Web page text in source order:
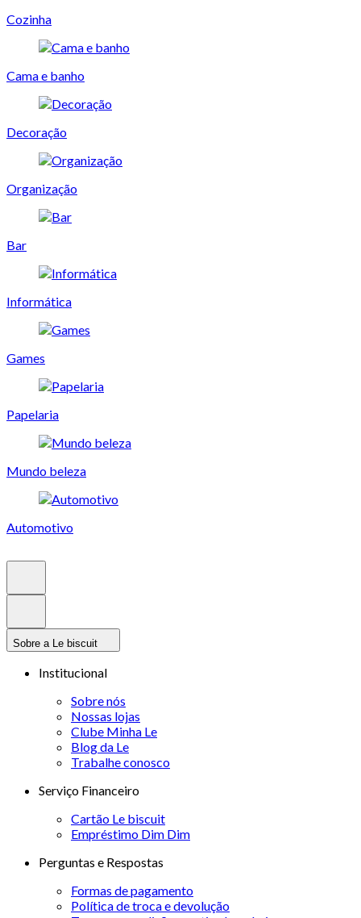
Cozinha
Cama e banho
Decoração
Organização
Bar
Informática
Games
Papelaria
Mundo beleza
Automotivo
Sobre a Le biscuit
Institucional
Sobre nós
Nossas lojas
Clube Minha Le
Blog da Le
Trabalhe conosco
Serviço Financeiro
Cartão Le biscuit
Empréstimo Dim Dim
Perguntas e Respostas
Formas de pagamento
Política de troca e devolução